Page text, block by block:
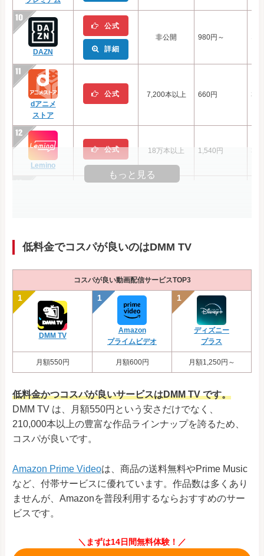
DAZN
公式
詳細
非公開 980円～ な
dアニメ
ストア
公式 7,200本以上 660円 31
Lemino
公式 18万本以上 1,540円
TBS FREE
非公開 無料
公式 無料
NHK
オンデマンド
公式 12,000本以上 990円
ネットも
テレ東
公式 非公開 無料
アニメ放題
4,600本以上
もっと見る
低料金でコスパが良いのはDMM TV
コスパが良い動画配信サービスTOP3
DMM TV
Amazon
プライムビデオ
ディズニー
プラス
月額550円 月額600円 月額1,250円～
低料金かつコスパが良いサービスはDMM TV です。
DMM TV は、月額550円という安さだけでなく、
210,000本以上の豊富な作品ラインナップを誇るため、
コスパが良いです。
Amazon Prime Videoは、商品の送料無料やPrime Music
など、付帯サービスに優れています。作品数は多くあり
ませんが、Amazonを普段利用するならおすすめのサー
ビスです。
＼まずは14日間無料体験！／